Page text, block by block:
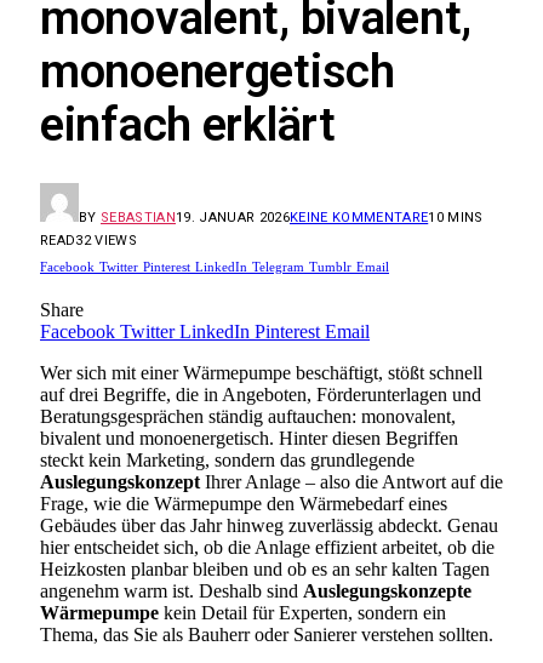
monovalent, bivalent,
monoenergetisch
einfach erklärt
BY SEBASTIAN19. JANUAR 2026KEINE KOMMENTARE10 MINS
READ32VIEWS
Facebook Twitter Pinterest LinkedIn Telegram Tumblr Email
Share
Facebook Twitter LinkedIn Pinterest Email
Wer sich mit einer Wärmepumpe beschäftigt, stößt schnell
auf drei Begriffe, die in Angeboten, Förderunterlagen und
Beratungsgesprächen ständig auftauchen: monovalent,
bivalent und monoenergetisch. Hinter diesen Begriffen
steckt kein Marketing, sondern das grundlegende
Auslegungskonzept Ihrer Anlage – also die Antwort auf die
Frage, wie die Wärmepumpe den Wärmebedarf eines
Gebäudes über das Jahr hinweg zuverlässig abdeckt. Genau
hier entscheidet sich, ob die Anlage effizient arbeitet, ob die
Heizkosten planbar bleiben und ob es an sehr kalten Tagen
angenehm warm ist. Deshalb sind Auslegungskonzepte
Wärmepumpe kein Detail für Experten, sondern ein
Thema, das Sie als Bauherr oder Sanierer verstehen sollten.